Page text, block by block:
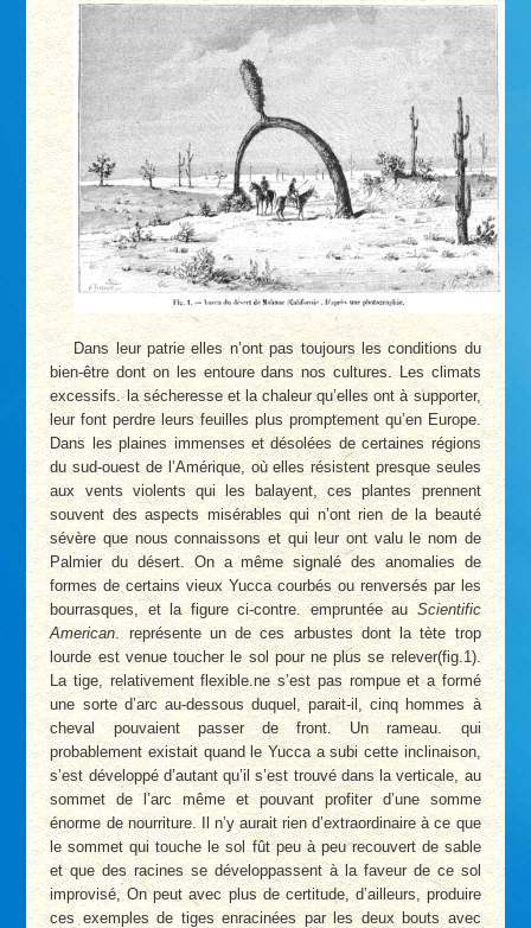
Dans leur patrie elles n’ont pas toujours les conditions du
bien-être dont on les entoure dans nos cultures. Les climats
excessifs. la sécheresse et la chaleur qu’elles ont à supporter,
leur font perdre leurs feuilles plus promptement qu’en Europe.
Dans les plaines immenses et désolées de certaines régions
du sud-ouest de l’Amérique, où elles résistent presque seules
aux vents violents qui les balayent, ces plantes prennent
souvent des aspects misérables qui n’ont rien de la beauté
sévère que nous connaissons et qui leur ont valu le nom de
Palmier du désert. On a même signalé des anomalies de
formes de certains vieux Yucca courbés ou renversés par les
bourrasques, et la figure ci-contre. empruntée au Scientific
American. représente un de ces arbustes dont la tète trop
lourde est venue toucher le sol pour ne plus se relever(fig.1).
La tige, relativement flexible.ne s’est pas rompue et a formé
une sorte d’arc au-dessous duquel, parait-il, cinq hommes à
cheval pouvaient passer de front. Un rameau. qui
probablement existait quand le Yucca a subi cette inclinaison,
s’est développé d’autant qu’il s’est trouvé dans la verticale, au
sommet de l’arc même et pouvant profiter d’une somme
énorme de nourriture. Il n’y aurait rien d’extraordinaire à ce que
le sommet qui touche le sol fût peu à peu recouvert de sable
et que des racines se développassent à la faveur de ce sol
improvisé, On peut avec plus de certitude, d’ailleurs, produire
ces exemples de tiges enracinées par les deux bouts avec